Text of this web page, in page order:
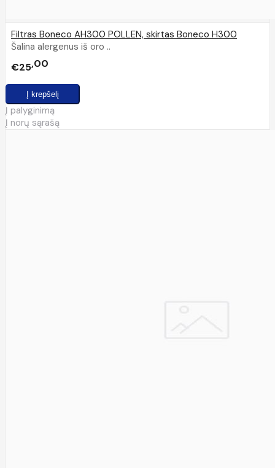
Filtras Boneco AH300 POLLEN, skirtas Boneco H300
Šalina alergenus iš oro ..
€25 00
Į palyginimą
Į norų sąrašą